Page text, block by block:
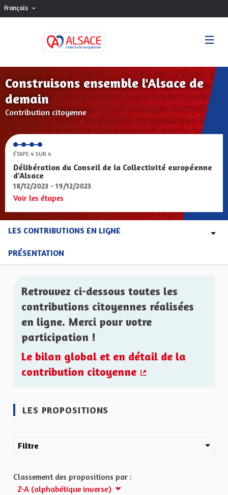
Français Choisir la langue
Construisons ensemble l'Alsace de
demain
Contribution citoyenne
ÉTAPE 4 SUR 4
Délibération du Conseil de la Collectivité européenne
d'Alsace
18/12/2023 - 19/12/2023
Voir les étapes
LES CONTRIBUTIONS EN LIGNE
PRÉSENTATION
Retrouvez ci-dessous toutes les
contributions citoyennes réalisées
en ligne. Merci pour votre
participation !
Le bilan global et en détail de la
contribution citoyenne
LES PROPOSITIONS
Filtre
Classement des propositions par :
Z-A (alphabétique inverse)